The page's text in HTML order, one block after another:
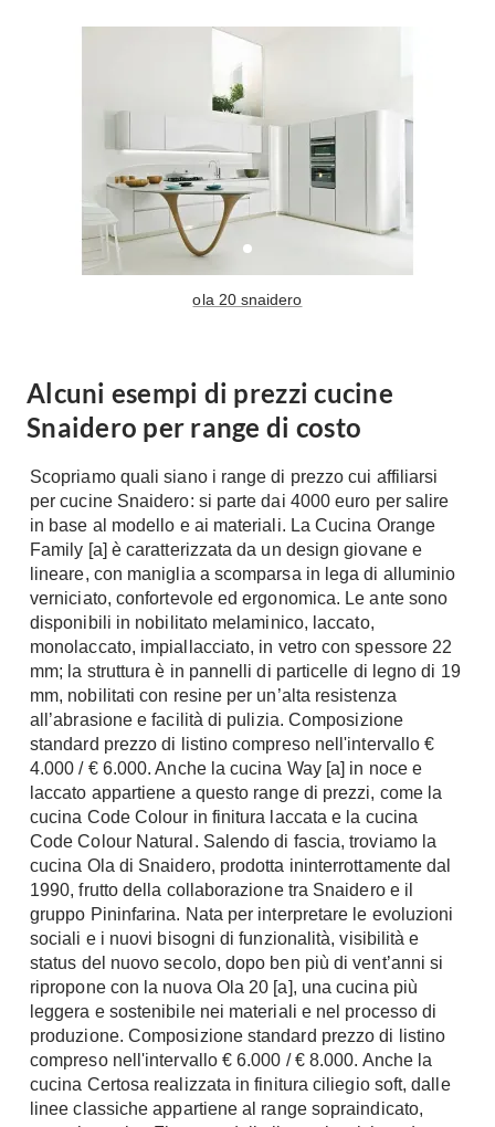
Divani Angolo
Complementi
Tavoli
Sedie
Tavolini
Tappeti
Oggettistica
Complementi arredo
Camere Matrimoniali
Letti
Camere Classiche
Lenzuola
Piumini
Letti Contenitore
Letti a Scomparsa
Armadi
Armadio ante Battenti
Armadi ante
Scorrevoli
Cabine Armadio
Armadi su misura
Armadi Angolo
I consigli sugli armadi
Camerette
Camerette Ragazzi
Camerette Bambini
Letti a Castello
Per Neonati
Lettini
Aspirapolvere
Lavapavimenti
Progetti
Norme
Il Verde
Restauri
Impianti
Hi-Fi
Televisori
Hi-Fi
Home-Theatre
Console
Porte
Blindate
Porte Interne
Porte Scorrevoli
Portoni
Maniglie
Finestre
Finestre Pvc
Finestre Alluminio
Finestre Legno
Persiane
Scale
ola 20 snaidero
Alcuni esempi di prezzi cucine
Snaidero per range di costo
Scopriamo quali siano i range di prezzo cui affiliarsi
per cucine Snaidero: si parte dai 4000 euro per salire
in base al modello e ai materiali. La Cucina Orange
Family [a] è caratterizzata da un design giovane e
lineare, con maniglia a scomparsa in lega di alluminio
verniciato, confortevole ed ergonomica. Le ante sono
disponibili in nobilitato melaminico, laccato,
monolaccato, impiallacciato, in vetro con spessore 22
mm; la struttura è in pannelli di particelle di legno di 19
mm, nobilitati con resine per un’alta resistenza
all’abrasione e facilità di pulizia. Composizione
standard prezzo di listino compreso nell'intervallo €
4.000 / € 6.000. Anche la cucina Way [a] in noce e
laccato appartiene a questo range di prezzi, come la
cucina Code Colour in finitura laccata e la cucina
Code Colour Natural. Salendo di fascia, troviamo la
cucina Ola di Snaidero, prodotta ininterrottamente dal
1990, frutto della collaborazione tra Snaidero e il
gruppo Pininfarina. Nata per interpretare le evoluzioni
sociali e i nuovi bisogni di funzionalità, visibilità e
status del nuovo secolo, dopo ben più di vent’anni si
ripropone con la nuova Ola 20 [a], una cucina più
leggera e sostenibile nei materiali e nel processo di
produzione. Composizione standard prezzo di listino
compreso nell'intervallo € 6.000 / € 8.000. Anche la
cucina Certosa realizzata in finitura ciliegio soft, dalle
linee classiche appartiene al range sopraindicato,